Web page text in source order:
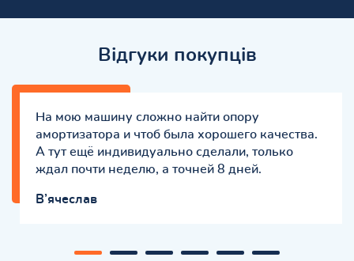
Відгуки покупців
На мою машину сложно найти опору
амортизатора и чтоб была хорошего качества.
А тут ещё индивидуально сделали, только
ждал почти неделю, а точней 8 дней.
В’ячеслав